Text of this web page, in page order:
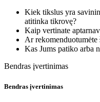
Kiek tikslus yra
atitinka tikrovę?
Kaip vertinate
Ar rekomenduotumėte
Kas Jums patiko arba
Bendras įvertinimas
Bendras įvertinimas